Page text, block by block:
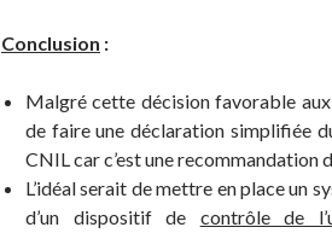
Conclusion :
Malgré cette décision favorable
de faire une déclaration simplifiée
CNIL car c’est une recommandation
L’idéal serait de mettre en place un
d’un dispositif de contrôle de